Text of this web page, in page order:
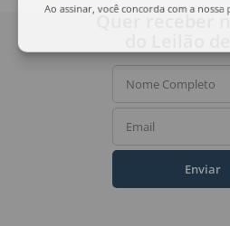
Ao assinar, você concorda com a nossa
Quer receber
Nome Completo
Email
Enviar